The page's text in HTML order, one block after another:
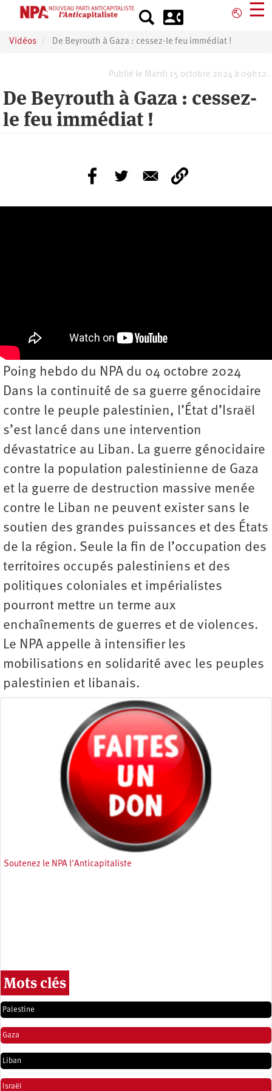
principal
⎋ ☰
Vidéos De Beyrouth à Gaza : cessez-le feu immédiat !
Publié le Mardi 15 octobre 2024 à 09h12.
De Beyrouth à Gaza : cessez-
le feu immédiat !
Poing hebdo du NPA du 04 octobre 2024
Dans la continuité de sa guerre génocidaire
contre le peuple palestinien, l’État d’Israël
s’est lancé dans une intervention
dévastatrice au Liban. La guerre génocidaire
contre la population palestinienne de Gaza
et la guerre de destruction massive menée
contre le Liban ne peuvent exister sans le
soutien des grandes puissances et des États
de la région. Seule la fin de l’occupation des
territoires occupés palestiniens et des
politiques coloniales et impérialistes
pourront mettre un terme aux
enchaînements de guerres et de violences.
Le NPA appelle à intensifier les
mobilisations en solidarité avec les peuples
palestinien et libanais.
Soutenez le NPA l'Anticapitaliste
Mots clés
Palestine
Gaza
Liban
Israël